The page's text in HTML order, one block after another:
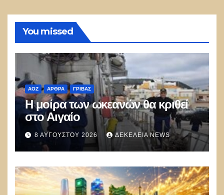
You missed
ΑΟΖ ΑΡΘΡΑ ΓΡΊΒΑΣ
Η μοίρα των ωκεανών θα κριθεί
στο Αιγαίο
8 ΑΥΓΟΎΣΤΟΥ 2026 ΔΕΚΈΛΕΙΑ NEWS